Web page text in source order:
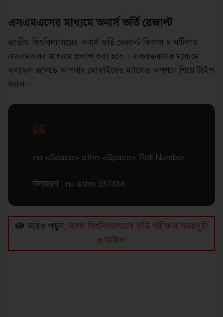
এসএমএসের মাধ্যমে অনার্স ভর্তি রেজাল্ট
জাতীয় বিশ্ববিদ্যালয়ের অনার্স ভর্তি রেজাল্ট বিকাল ৪ ঘটিকায়
এসএমএসর মাধ্যমে প্রকাশ করা হবে । এসএমএসের মাধ্যমে
ফলাফল জানতে আপনার মোবাইলের ম্যাসেজ অপশনে গিয়ে টাইপ
করুন –
nu <Space> athn <Space> Roll Number
উদাহরণ : nu athn 537434
আরও পড়ুন: সকল বিশ্ববিদ্যালয়ের ভর্তি পরীক্ষার সময়সূচী
ও তারিখ